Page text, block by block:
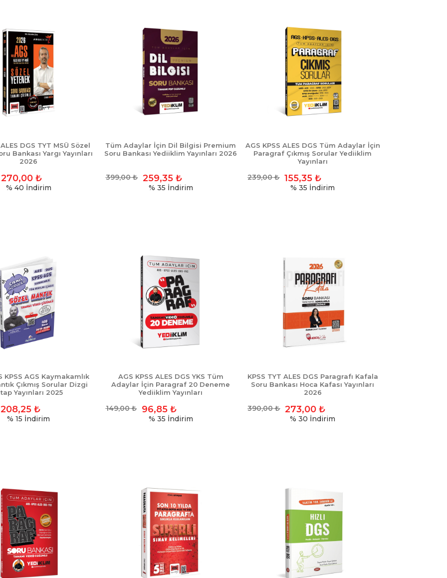
DGS TYT MSÜ Sözel
Bankası Yargı Yayınları
2026
270,00₺
% 40 İndirim
Tüm Adaylar İçin Dil Bilgisi Premium
Soru Bankası Yediiklim Yayınları 2026
399,00₺ 259,35₺
% 35 İndirim
AGS KPSS ALES DGS Tüm Adaylar İçin
Paragraf Çıkmış Sorular Yediiklim
Yayınları
239,00₺ 155,35 ₺
% 35 İndirim
KPSS AGS Kaymakamlık
Çıkmış Sorular Dizgi
Yayınları 2025
208,25₺
% 15 İndirim
AGS KPSS ALES DGS YKS Tüm
Adaylar İçin Paragraf 20 Deneme
Yediiklim Yayınları
149,00₺ 96,85₺
% 35 İndirim
KPSS TYT ALES DGS Paragrafı Kafala
Soru Bankası Hoca Kafası Yayınları
2026
390,00₺ 273,00 ₺
% 30 İndirim